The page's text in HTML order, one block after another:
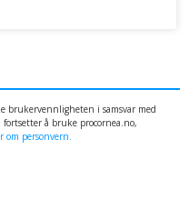
brukervennligheten i samsvar med
å bruke procornea.no,
om personvern.